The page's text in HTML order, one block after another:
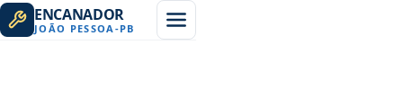
ENCANADOR
JOÃO PESSOA -PB